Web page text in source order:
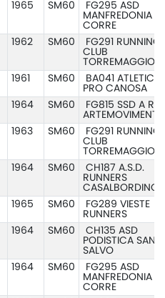
1965 SM60
FG295 ASD
MANFREDONIA
CORRE
1962 SM60
FG291 RUNNING
CLUB
1961 SM60
BA041 ATLETICA
PRO CANOSA
1964 SM60
FG815 SSD A R.L.
ARTEMOVIMENTO
1963 SM60
FG291 RUNNING
CLUB
1964 SM60
CH187 A.S.D.
RUNNERS
CASALBORDINO
1965 SM60
FG289 VIESTE
RUNNERS
1964 SM60
CH135 ASD
PODISTICA SAN
SALVO
1964 SM60
FG295 ASD
MANFREDONIA
CORRE